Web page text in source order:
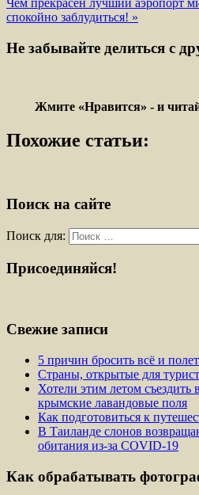
Чем прекрасен лучший аэропорт
спокойно заблудиться! »
Не забывайте делиться с
Жмите «Нравится» - и
Похожие статьи:
Поиск на сайте
Поиск для:
Присоединяйся!
Свежие записи
5 причин бросить всё и
Страны, открытые для
Хотели этим летом съездить
крымские лавандовые поля
Как подготовиться к
В Таиланде слонов
обитания из-за COVID-19
Как обрабатывать